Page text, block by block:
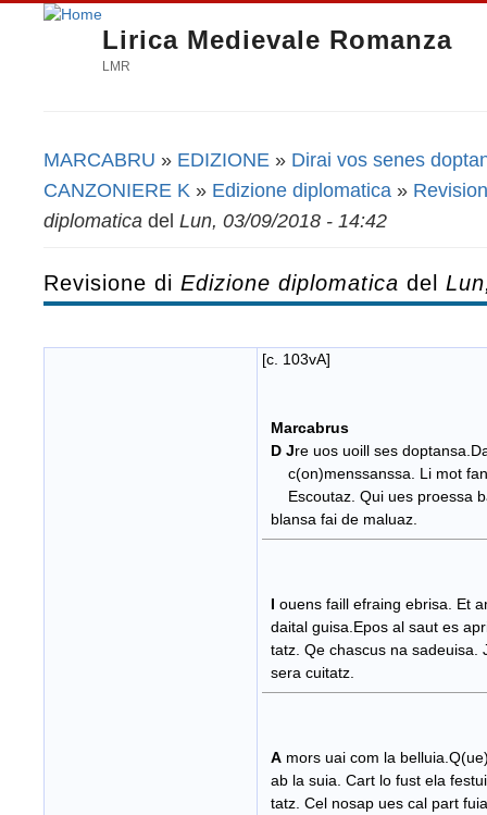
Lirica Medievale Romanza
LMR
Tu sei qui
MARCABRU » EDIZIONE » Dirai vos senes
CANZONIERE K » Edizione diplomatica »
diplomatica del Lun, 03/09/2018 - 14:42
Revisione di Edizione diplomatica del
[c. 103vA]
Marcabrus
D Jre uos uoill ses
c(on)menssanssa. Li mot
Escoutaz. Qui ues proessa
blansa fai de maluaz.
I ouens faill efraing ebrisa. Et
daital guisa.Epos al saut es
tatz. Qe chascus na sadeuisa.
sera cuitatz.
A mors uai com la
ab la suia. Cart lo fust ela
tatz. Cel nosap ues cal part